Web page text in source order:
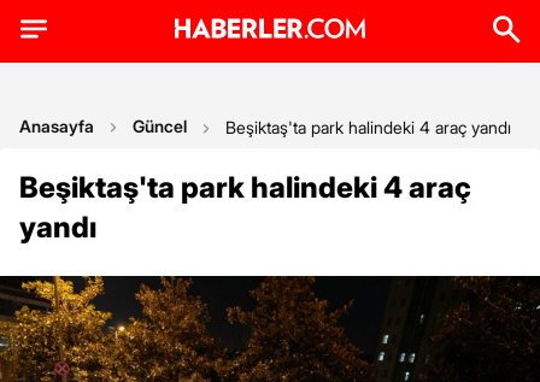
Anasayfa Güncel Beşiktaş'ta park halindeki 4 araç yandı
Beşiktaş'ta park halindeki 4 araç
yandı